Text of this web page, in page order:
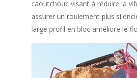
caoutchouc visant à réduire la
assurer un roulement plus
large profil en bloc améliore le